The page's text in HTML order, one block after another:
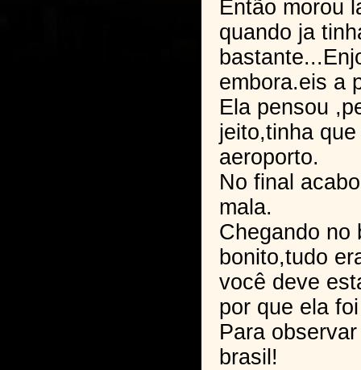
Então morou
quando ja
embora.eis a
Ela pensou
jeito,tinha
aeroporto.
No final
mala.
Chegando no
bonito,tudo
você deve
por que ela
Para
brasil!